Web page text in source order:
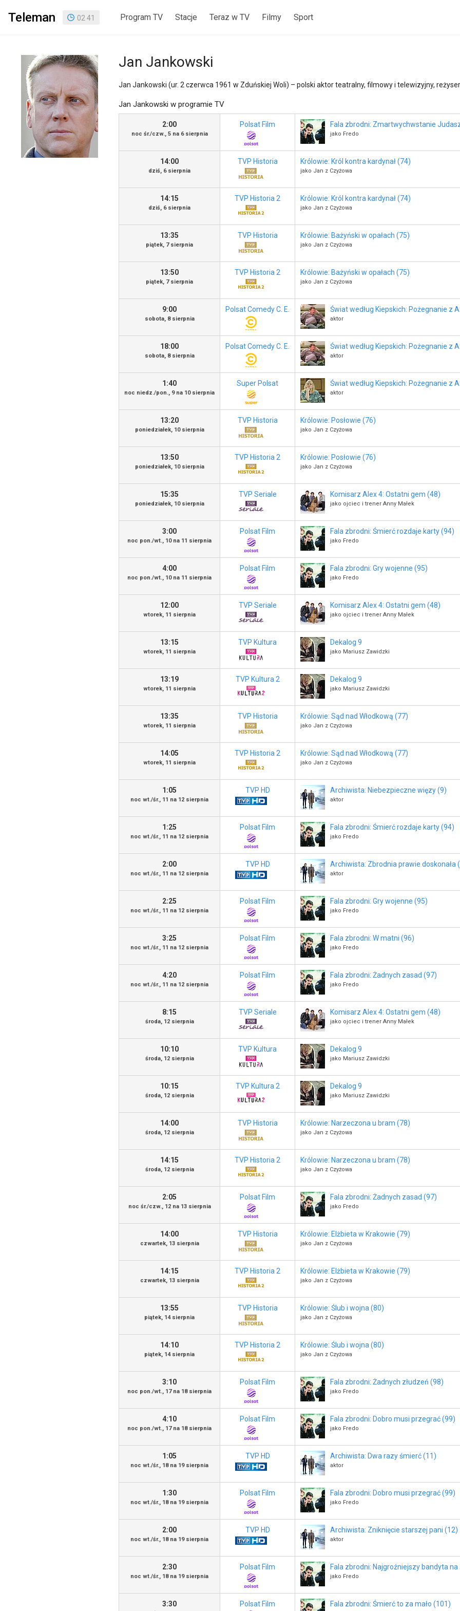
Teleman 02 41 Program TV Stacje Teraz w TV Filmy Sport
Jan Jankowski
Jan Jankowski (ur. 2 czerwca 1961 w Zduńskiej Woli) – polski aktor teatralny, filmowy i telewizyjny,
Jan Jankowski w programie TV
2:00
noc śr./czw., 5 na 6 sierpnia
Polsat Film Fala zbrodni: Zmartwychwstanie
jako Fredo
14:00
dziś, 6 sierpnia
TVP Historia Królowie: Król kontra kardynał (74)
jako Jan z Czyżowa
14:15
dziś, 6 sierpnia
TVP Historia 2 Królowie: Król kontra kardynał (74)
jako Jan z Czyżowa
13:35
piątek, 7 sierpnia
TVP Historia Królowie: Bażyński w opałach (75)
jako Jan z Czyżowa
13:50
piątek, 7 sierpnia
TVP Historia 2 Królowie: Bażyński w opałach (75)
jako Jan z Czyżowa
9:00
sobota, 8 sierpnia
Polsat Comedy C. E. Świat według Kiepskich: Pożegnanie z
aktor
18:00
sobota, 8 sierpnia
Polsat Comedy C. E. Świat według Kiepskich: Pożegnanie z
aktor
1:40
noc niedz./pon., 9 na 10 sierpnia
Super Polsat Świat według Kiepskich: Pożegnanie z
aktor
13:20
poniedziałek, 10 sierpnia
TVP Historia Królowie: Posłowie (76)
jako Jan z Czyżowa
13:50
poniedziałek, 10 sierpnia
TVP Historia 2 Królowie: Posłowie (76)
jako Jan z Czyżowa
15:35
poniedziałek, 10 sierpnia
TVP Seriale Komisarz Alex 4: Ostatni gem (48)
jako ojciec i trener Anny Małek
3:00
noc pon./wt., 10 na 11 sierpnia
Polsat Film Fala zbrodni: Śmierć rozdaje karty (94)
jako Fredo
4:00
noc pon./wt., 10 na 11 sierpnia
Polsat Film Fala zbrodni: Gry wojenne (95)
jako Fredo
12:00
wtorek, 11 sierpnia
TVP Seriale Komisarz Alex 4: Ostatni gem (48)
jako ojciec i trener Anny Małek
13:15
wtorek, 11 sierpnia
TVP Kultura Dekalog 9
jako Mariusz Zawidzki
13:19
wtorek, 11 sierpnia
TVP Kultura 2 Dekalog 9
jako Mariusz Zawidzki
13:35
wtorek, 11 sierpnia
TVP Historia Królowie: Sąd nad Włodkową (77)
jako Jan z Czyżowa
14:05
wtorek, 11 sierpnia
TVP Historia 2 Królowie: Sąd nad Włodkową (77)
jako Jan z Czyżowa
1:05
noc wt./śr., 11 na 12 sierpnia
TVP HD Archiwista: Niebezpieczne więzy (9)
aktor
1:25
noc wt./śr., 11 na 12 sierpnia
Polsat Film Fala zbrodni: Śmierć rozdaje karty (94)
jako Fredo
2:00
noc wt./śr., 11 na 12 sierpnia
TVP HD Archiwista: Zbrodnia prawie doskonała
aktor
2:25
noc wt./śr., 11 na 12 sierpnia
Polsat Film Fala zbrodni: Gry wojenne (95)
jako Fredo
3:25
noc wt./śr., 11 na 12 sierpnia
Polsat Film Fala zbrodni: W matni (96)
jako Fredo
4:20
noc wt./śr., 11 na 12 sierpnia
Polsat Film Fala zbrodni: Żadnych zasad (97)
jako Fredo
8:15
środa, 12 sierpnia
TVP Seriale Komisarz Alex 4: Ostatni gem (48)
jako ojciec i trener Anny Małek
10:10
środa, 12 sierpnia
TVP Kultura Dekalog 9
jako Mariusz Zawidzki
10:15
środa, 12 sierpnia
TVP Kultura 2 Dekalog 9
jako Mariusz Zawidzki
14:00
środa, 12 sierpnia
TVP Historia Królowie: Narzeczona u bram (78)
jako Jan z Czyżowa
14:15
środa, 12 sierpnia
TVP Historia 2 Królowie: Narzeczona u bram (78)
jako Jan z Czyżowa
2:05
noc śr./czw., 12 na 13 sierpnia
Polsat Film Fala zbrodni: Żadnych zasad (97)
jako Fredo
14:00
czwartek, 13 sierpnia
TVP Historia Królowie: Elżbieta w Krakowie (79)
jako Jan z Czyżowa
14:15
czwartek, 13 sierpnia
TVP Historia 2 Królowie: Elżbieta w Krakowie (79)
jako Jan z Czyżowa
13:55
piątek, 14 sierpnia
TVP Historia Królowie: Ślub i wojna (80)
jako Jan z Czyżowa
14:10
piątek, 14 sierpnia
TVP Historia 2 Królowie: Ślub i wojna (80)
jako Jan z Czyżowa
3:10
noc pon./wt., 17 na 18 sierpnia
Polsat Film Fala zbrodni: Żadnych złudzeń (98)
jako Fredo
4:10
noc pon./wt., 17 na 18 sierpnia
Polsat Film Fala zbrodni: Dobro musi przegrać (99)
jako Fredo
1:05
noc wt./śr., 18 na 19 sierpnia
TVP HD Archiwista: Dwa razy śmierć (11)
aktor
1:30
noc wt./śr., 18 na 19 sierpnia
Polsat Film Fala zbrodni: Dobro musi przegrać (99)
jako Fredo
2:00
noc wt./śr., 18 na 19 sierpnia
TVP HD Archiwista: Zniknięcie starszej pani (12)
aktor
2:30
noc wt./śr., 18 na 19 sierpnia
Polsat Film Fala zbrodni: Najgroźniejszy bandyta
jako Fredo
3:30 Polsat Film Fala zbrodni: Śmierć to za mało (101)